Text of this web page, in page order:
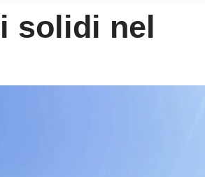
solidi nel